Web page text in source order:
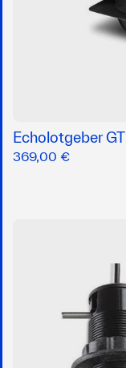
Echolotgeber GT
369,00 €